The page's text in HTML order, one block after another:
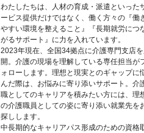
わたしたちは、人材の育成・派遣といった
ービス提供だけではなく、働く方々の『働
やすい環境を整えること』『長期就労につ
がるサポート』に力を入れています。
2023年現在、全国34拠点に介護専門支店
開。介護の現場を理解している専任担当が
ォローします。理想と現実とのギャップに
んだ際は、お悩みに寄り添いサポート。介
職としてのキャリアを積みたい方には、理
の介護職員としての姿に寄り添い就業先を
探しします。
中長期的なキャリアパス形成のための資格